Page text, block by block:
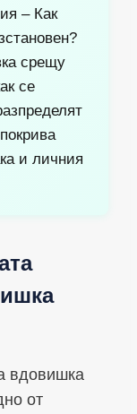
– Как
срещу
се
и личния
вдовишка
от